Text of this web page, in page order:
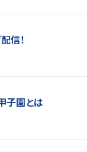
信！
子園とは